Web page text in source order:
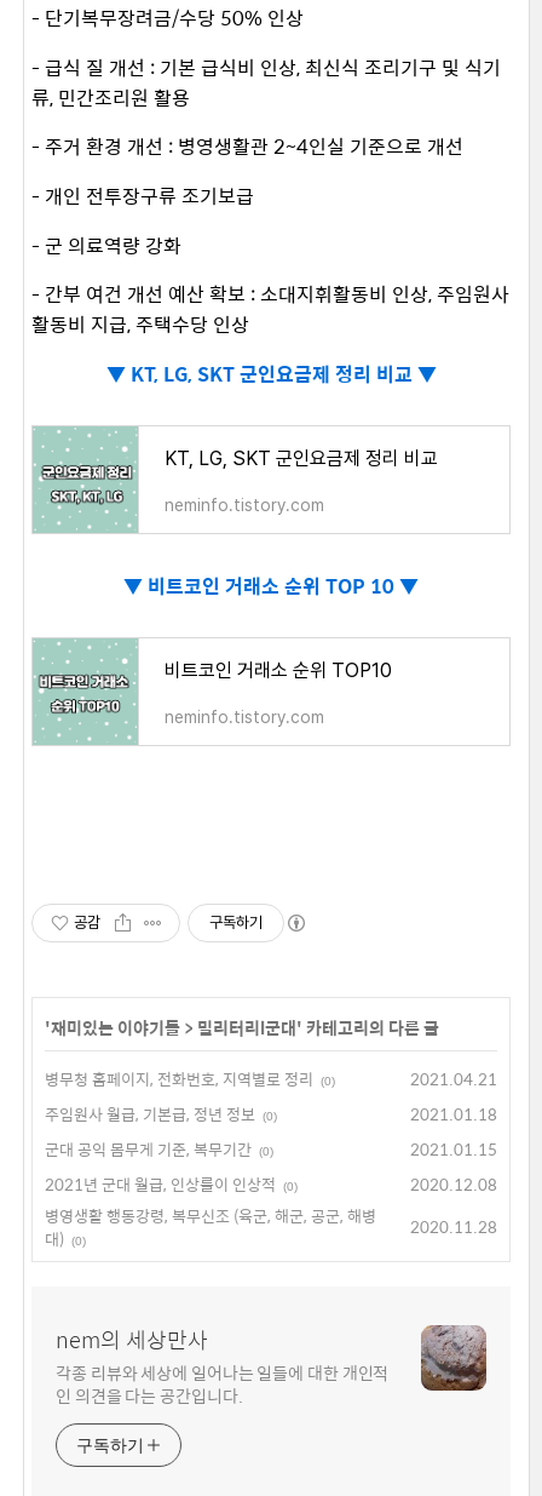
- 단기복무장려금/수당 50% 인상
- 급식 질 개선 : 기본 급식비 인상, 최신식 조리기구 및 식기
류, 민간조리원 활용
- 주거 환경 개선 : 병영생활관 2~4인실 기준으로 개선
- 개인 전투장구류 조기보급
- 군 의료역량 강화
- 간부 여건 개선 예산 확보 : 소대지휘활동비 인상, 주임원사
활동비 지급, 주택수당 인상
▼KT, LG, SKT 군인요금제 정리 비교 ▼
KT, LG, SKT 군인요금제 정리 비교
neminfo.tistory.com
▼ 비트코인 거래소 순위 TOP 10 ▼
비트코인 거래소 순위 TOP10
neminfo.tistory.com
공감 구독하기
'재미있는 이야기들> 밀리터리l군대' 카테고리의 다른 글
병무청 홈페이지, 전화번호, 지역별로 정리 (0)
2021.04.21
주임원사 월급, 기본급, 정년 정보 (0)
2021.01.18
군대 공익 몸무게 기준, 복무기간 (0)
2021.01.15
2021년 군대 월급, 인상률이 인상적
(0)
2020.12.08
병영생활 행동강령, 복무신조 (육군, 해군, 공군, 해병
대)
(0)
2020.11.28
nem의 세상만사
각종 리뷰와 세상에 일어나는 일들에 대한 개인적
인 의견을 다는 공간입니다.
구독하기